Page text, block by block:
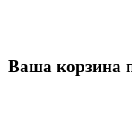
Ваша корзина